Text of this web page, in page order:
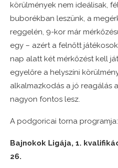
körülmények nem ideálisak,
buborékban leszünk, a
reggelén, 9-kor már
egy – azért a felnőtt
nap alatt két mérkőzést kell
egyelőre a helyszíni
alkalmazkodás a jó reagálás
nagyon fontos lesz.
A podgoricai torna programja:
Bajnokok Ligája, 1.
26.